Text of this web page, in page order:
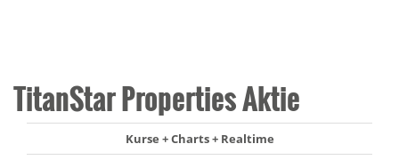
TitanStar Properties Aktie
Kurse + Charts + Realtime